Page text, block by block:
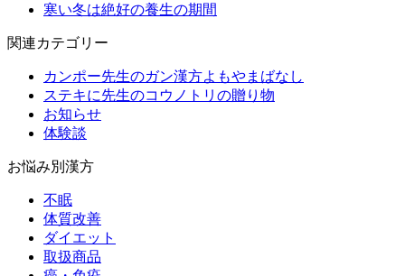
寒い冬は絶好の養生の期間
関連カテゴリー
カンポー先生のガン漢方よもやまばなし
ステキに先生のコウノトリの贈り物
お知らせ
体験談
お悩み別漢方
不眠
体質改善
ダイエット
取扱商品